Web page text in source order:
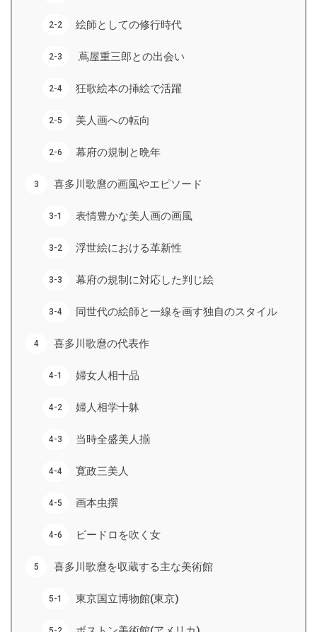
絵師としての修行時代
蔦屋重三郎との出会い
狂歌絵本の挿絵で活躍
美人画への転向
幕府の規制と晩年
喜多川歌麿の画風やエピソード
表情豊かな美人画の画風
浮世絵における革新性
幕府の規制に対応した判じ絵
同世代の絵師と一線を画す独自のスタイル
喜多川歌麿の代表作
婦女人相十品
婦人相学十躰
当時全盛美人揃
寛政三美人
画本虫撰
ビードロを吹く女
喜多川歌麿を収蔵する主な美術館
東京国立博物館(東京)